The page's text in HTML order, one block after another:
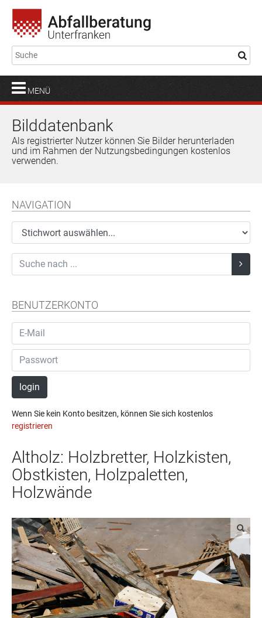
MENÜ
Bilddatenbank
Als registrierter Nutzer können Sie Bilder herunterladen
und im Rahmen der Nutzungsbedingungen kostenlos
verwenden.
NAVIGATION
BENUTZERKONTO
login
Wenn Sie kein Konto besitzen, können Sie sich kostenlos
registrieren
Altholz: Holzbretter, Holzkisten,
Obstkisten, Holzpaletten,
Holzwände